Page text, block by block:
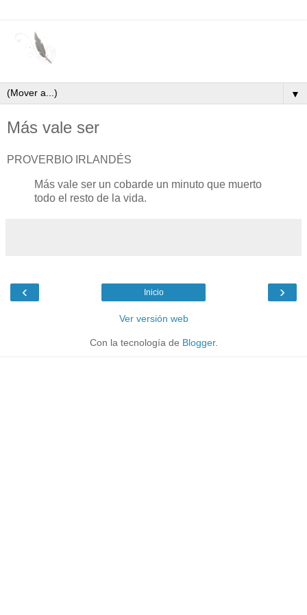
▼
Más vale ser
PROVERBIO IRLANDÉS
Más vale ser un cobarde un minuto que muerto
todo el resto de la vida.
‹ ›
Inicio
Ver versión web
Con la tecnología de Blogger.